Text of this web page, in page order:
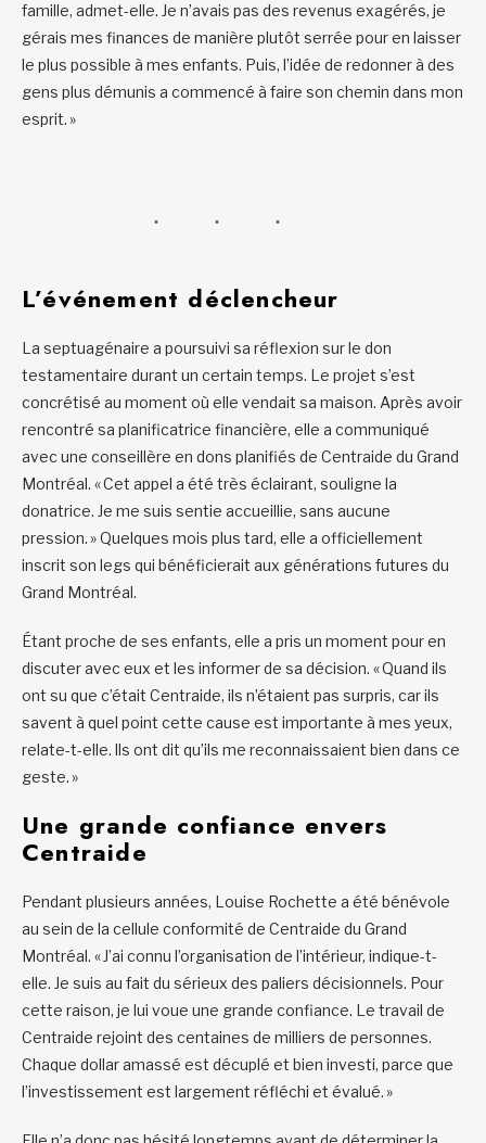
famille, admet-elle. Je n’avais pas des revenus exagérés, je
gérais mes finances de manière plutôt serrée pour en laisser
le plus possible à mes enfants. Puis, l’idée de redonner à des
gens plus démunis a commencé à faire son chemin dans mon
esprit. »
L’événement déclencheur
La septuagénaire a poursuivi sa réflexion sur le don
testamentaire durant un certain temps. Le projet s’est
concrétisé au moment où elle vendait sa maison. Après avoir
rencontré sa planificatrice financière, elle a communiqué
avec une conseillère en dons planifiés de Centraide du Grand
Montréal. « Cet appel a été très éclairant, souligne la
donatrice. Je me suis sentie accueillie, sans aucune
pression. » Quelques mois plus tard, elle a officiellement
inscrit son legs qui bénéficierait aux générations futures du
Grand Montréal.
Étant proche de ses enfants, elle a pris un moment pour en
discuter avec eux et les informer de sa décision. « Quand ils
ont su que c’était Centraide, ils n’étaient pas surpris, car ils
savent à quel point cette cause est importante à mes yeux,
relate-t-elle. Ils ont dit qu’ils me reconnaissaient bien dans ce
geste. »
Une grande confiance envers
Centraide
Pendant plusieurs années, Louise Rochette a été bénévole
au sein de la cellule conformité de Centraide du Grand
Montréal. « J’ai connu l’organisation de l’intérieur, indique-t-
elle. Je suis au fait du sérieux des paliers décisionnels. Pour
cette raison, je lui voue une grande confiance. Le travail de
Centraide rejoint des centaines de milliers de personnes.
Chaque dollar amassé est décuplé et bien investi, parce que
l’investissement est largement réfléchi et évalué. »